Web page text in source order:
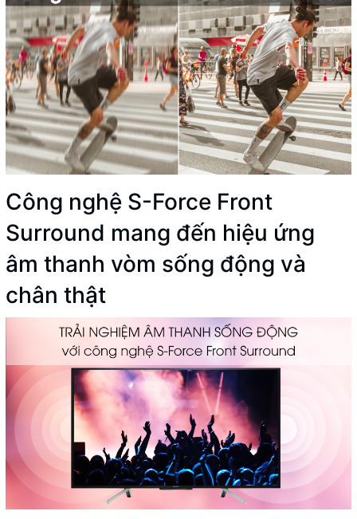
Công nghệ S-Force Front
Surround mang đến hiệu ứng
âm thanh vòm sống động và
chân thật